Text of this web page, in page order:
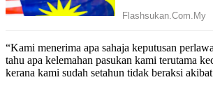
“Kami menerima apa sahaja keputusan
tahu apa kelemahan pasukan kami terutama
kerana kami sudah setahun tidak beraksi